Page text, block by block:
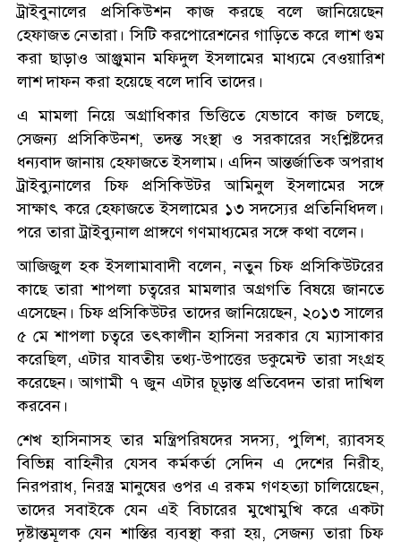
ট্রাইবুনালের প্রসিকিউশন কাজ করছে বলে জানিয়েছেন
হেফাজত নেতারা। সিটি করপোরেশনের গাড়িতে করে লাশ গুম
করা ছাড়াও আঞ্জুমান মফিদুল ইসলামের মাধ্যমে বেওয়ারিশ
লাশ দাফন করা হয়েছে বলে দাবি তাদের।
এ মামলা নিয়ে অগ্রাধিকার ভিত্তিতে যেভাবে কাজ চলছে,
সেজন্য প্রসিকিউনশ, তদন্ত সংস্থা ও সরকারের সংশ্লিষ্টদের
ধন্যবাদ জানায় হেফাজতে ইসলাম। এদিন আন্তর্জাতিক অপরাধ
ট্রাইব্যুনালের চিফ প্রসিকিউটর আমিনুল ইসলামের সঙ্গে
সাক্ষাৎ করে হেফাজতে ইসলামের ১৩ সদস্যের প্রতিনিধিদল।
পরে তারা ট্রাইব্যুনাল প্রাঙ্গণে গণমাধ্যমের সঙ্গে কথা বলেন।
আজিজুল হক ইসলামাবাদী বলেন, নতুন চিফ প্রসিকিউটরের
কাছে তারা শাপলা চত্বরের মামলার অগ্রগতি বিষয়ে জানতে
এসেছেন। চিফ প্রসিকিউটর তাদের জানিয়েছেন, ২০১৩ সালের
৫ মে শাপলা চত্বরে তৎকালীন হাসিনা সরকার যে ম্যাসাকার
করেছিল, এটার যাবতীয় তথ্য-উপাত্তের ডকুমেন্ট তারা সংগ্রহ
করেছেন। আগামী ৭ জুন এটার চূড়ান্ত প্রতিবেদন তারা দাখিল
করবেন।
শেখ হাসিনাসহ তার মন্ত্রিপরিষদের সদস্য, পুলিশ, র‍্যাবসহ
বিভিন্ন বাহিনীর যেসব কর্মকর্তা সেদিন এ দেশের নিরীহ,
নিরপরাধ, নিরস্ত্র মানুষের ওপর এ রকম গণহত্যা চালিয়েছেন,
তাদের সবাইকে যেন এই বিচারের মুখোমুখি করে একটা
দৃষ্টান্তমূলক যেন শাস্তির ব্যবস্থা করা হয়, সেজন্য তারা চিফ